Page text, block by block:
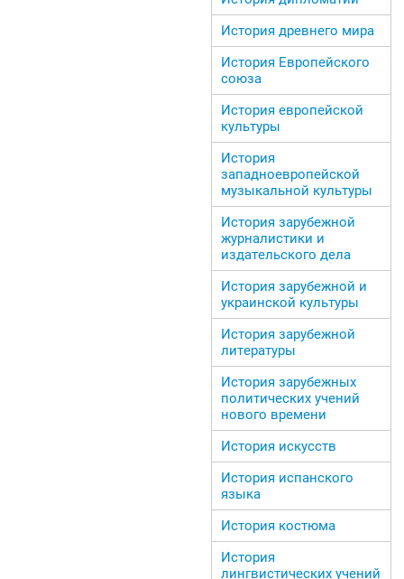
История древнего мира
История Европейского
союза
История европейской
культуры
История
западноевропейской
музыкальной культуры
История зарубежной
журналистики и
издательского дела
История зарубежной и
украинской культуры
История зарубежной
литературы
История зарубежных
политических учений
нового времени
История искусств
История испанского
языка
История костюма
История
лингвистических учений